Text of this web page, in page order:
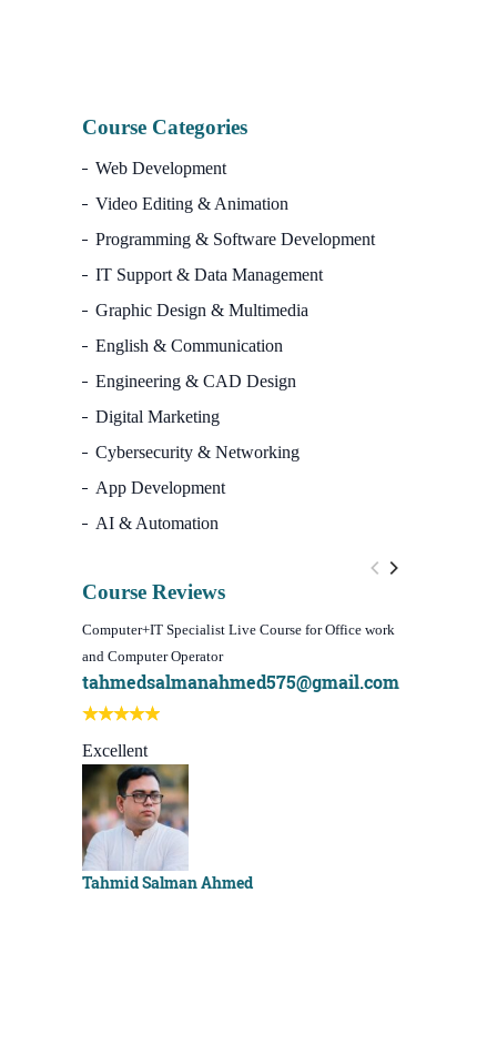
Course Categories
Web Development
Video Editing & Animation
Programming & Software Development
IT Support & Data Management
Graphic Design & Multimedia
English & Communication
Engineering & CAD Design
Digital Marketing
Cybersecurity & Networking
App Development
AI & Automation
Course Reviews
Computer+IT Specialist Live Course for Office work
and Computer Operator
tahmedsalmanahmed575@gmail.com
Excellent
Tahmid Salman Ahmed